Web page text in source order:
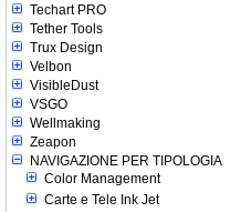
Techart PRO
Tether Tools
Trux Design
Velbon
VisibleDust
VSGO
Wellmaking
Zeapon
NAVIGAZIONE PER TIPOLOGIA
Color Management
Carte e Tele Ink Jet